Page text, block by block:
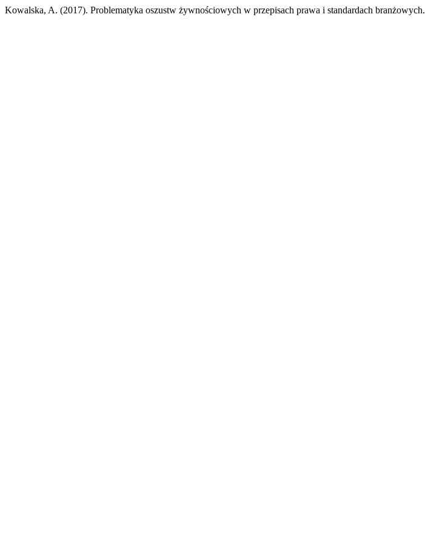
Kowalska, A. (2017). Problematyka oszustw żywnościowych w przepisach prawa i standardach branżowych.